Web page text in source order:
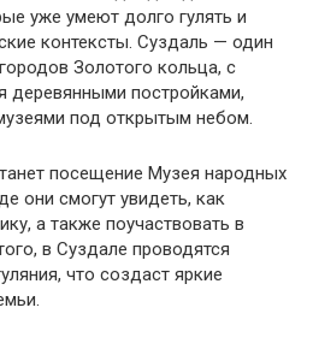
уже умеют долго гулять и
контексты. Суздаль — один
Золотого кольца, с
деревянными постройками,
под открытым небом.
посещение Музея народных
они смогут увидеть, как
а также поучаствовать в
в Суздале проводятся
что создаст яркие